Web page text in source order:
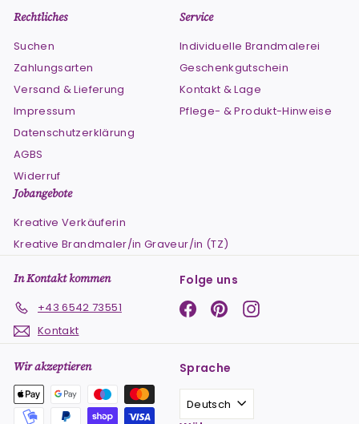
Rechtliches
Suchen
Zahlungsarten
Versand & Lieferung
Impressum
Datenschutzerklärung
AGBS
Widerruf
Service
Individuelle Brandmalerei
Geschenkgutschein
Kontakt & Lage
Pflege- & Produkt-Hinweise
Jobangebote
Kreative Verkäuferin
Kreative Brandmaler/in Graveur/in (TZ)
In Kontakt kommen
+43 6542 73551
Kontakt
Folge uns
Facebook
PinterestInstagram
Wir akzeptieren Sprache
Deutsch